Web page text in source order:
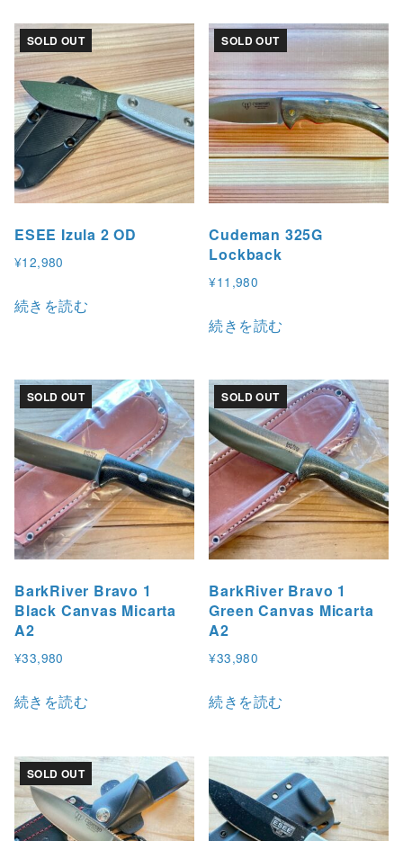
SOLD OUT
ESEE Izula 2 OD
¥12,980
続きを読む
SOLD OUT
Cudeman 325G
Lockback
¥11,980
続きを読む
SOLD OUT
BarkRiver Bravo 1
Black Canvas Micarta
A2
¥33,980
続きを読む
SOLD OUT
BarkRiver Bravo 1
Green Canvas Micarta
A2
¥33,980
続きを読む
SOLD OUT